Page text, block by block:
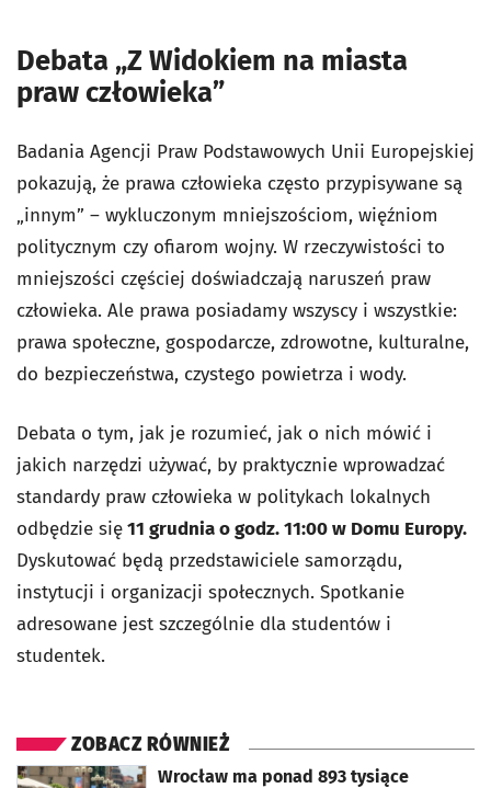
Debata „Z Widokiem na miasta
praw człowieka”
Badania Agencji Praw Podstawowych Unii Europejskiej
pokazują, że prawa człowieka często przypisywane są
„innym” – wykluczonym mniejszościom, więźniom
politycznym czy ofiarom wojny. W rzeczywistości to
mniejszości częściej doświadczają naruszeń praw
człowieka. Ale prawa posiadamy wszyscy i wszystkie:
prawa społeczne, gospodarcze, zdrowotne, kulturalne,
do bezpieczeństwa, czystego powietrza i wody.
Debata o tym, jak je rozumieć, jak o nich mówić i
jakich narzędzi używać, by praktycznie wprowadzać
standardy praw człowieka w politykach lokalnych
odbędzie się11 grudnia o godz. 11:00 w Domu Europy.
Dyskutować będą przedstawiciele samorządu,
instytucji i organizacji społecznych. Spotkanie
adresowane jest szczególnie dla studentów i
studentek.
ZOBACZ RÓWNIEŻ
Wrocław ma ponad 893 tysiące
otworzy się w nowej karcie